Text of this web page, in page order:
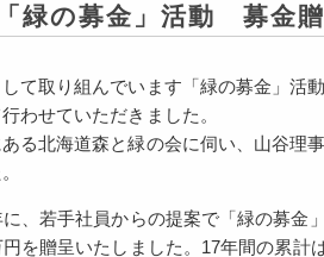
緑の募金」活動 募金
て取り組んでいます「緑の募金」活
わせていただきました。
る北海道森と緑の会に伺い、山谷理
、若手社員からの提案で「緑の募金
を贈呈いたしました。17年間の累計